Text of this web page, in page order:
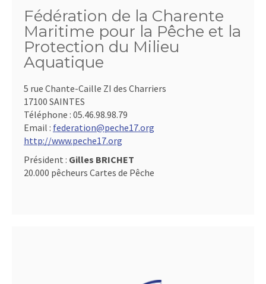
Fédération de la Charente
Maritime pour la Pêche et la
Protection du Milieu
Aquatique
5 rue Chante-Caille ZI des Charriers
17100 SAINTES
Téléphone : 05.46.98.98.79
Email : federation@peche17.org
http://www.peche17.org
Président : Gilles BRICHET
20.000 pêcheurs Cartes de Pêche